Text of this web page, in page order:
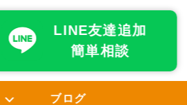
LINE友達追加
簡単相談
ブログ